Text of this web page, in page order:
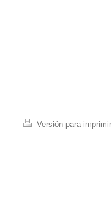
Versión para imprimir